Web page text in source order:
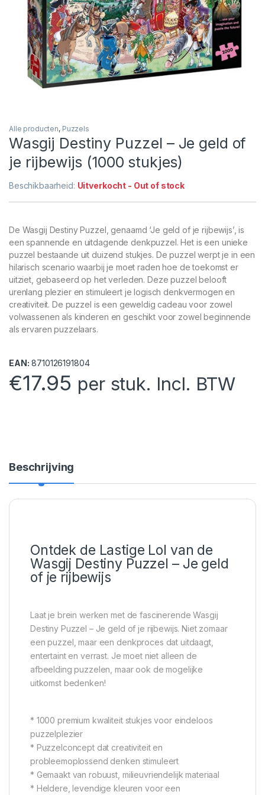
Alle producten, Puzzels
Wasgij Destiny Puzzel – Je geld of
je rijbewijs (1000 stukjes)
Beschikbaarheid: Uitverkocht - Out of stock
De Wasgij Destiny Puzzel, genaamd ‘Je geld of je rijbewijs’, is
een spannende en uitdagende denkpuzzel. Het is een unieke
puzzel bestaande uit duizend stukjes. De puzzel werpt je in een
hilarisch scenario waarbij je moet raden hoe de toekomst er
uitziet, gebaseerd op het verleden. Deze puzzel belooft
urenlang plezier en stimuleert je logisch denkvermogen en
creativiteit. De puzzel is een geweldig cadeau voor zowel
volwassenen als kinderen en geschikt voor zowel beginnende
als ervaren puzzelaars.
EAN: 8710126191804
€17.95 per stuk. Incl. BTW
Beschrijving
Ontdek de Lastige Lol van de
Wasgij Destiny Puzzel – Je geld
of je rijbewijs
Laat je brein werken met de fascinerende Wasgij
Destiny Puzzel – Je geld of je rijbewijs. Niet zomaar
een puzzel, maar een denkproces dat uitdaagt,
entertaint en verrast. Je moet niet alleen de
afbeelding puzzelen, maar ook de mogelijke
uitkomst bedenken!
* 1000 premium kwaliteit stukjes voor eindeloos
puzzelplezier
* Puzzelconcept dat creativiteit en
probleemoplossend denken stimuleert
* Gemaakt van robuust, milieuvriendelijk materiaal
* Heldere, levendige kleuren voor een